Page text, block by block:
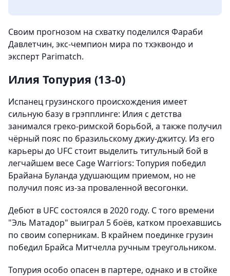
Своим прогнозом на схватку поделился Фараби
Давлетчин, экс-чемпион мира по тхэквондо и
эксперт Parimatch.
Илия Топурия (13-0)
Испанец грузинского происхождения имеет
сильную базу в грэпплинге: Илия с детства
занимался греко-римской борьбой, а также получил
чёрный пояс по бразильскому джиу-джитсу. Из его
карьеры до UFC стоит выделить титульный бой в
легчайшем весе Cage Warriors: Топурия победил
Брайана Буланда удушающим приемом, но не
получил пояс из-за проваленной весогонки.
Дебют в UFC состоялся в 2020 году. С того времени
"Эль Матадор" выиграл 5 боёв, катком проехавшись
по своим соперникам. В крайнем поединке грузин
победил Брайса Митчелла ручным треугольником.
Топурия особо опасен в партере, однако и в стойке